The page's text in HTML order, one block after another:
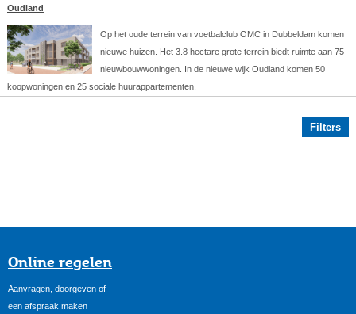
Oudland
Op het oude terrein van voetbalclub OMC in Dubbeldam komen
nieuwe huizen. Het 3.8 hectare grote terrein biedt ruimte aan 75
nieuwbouwwoningen. In de nieuwe wijk Oudland komen 50
koopwoningen en 25 sociale huurappartementen.
Filters
Online regelen
Aanvragen, doorgeven of
een afspraak maken